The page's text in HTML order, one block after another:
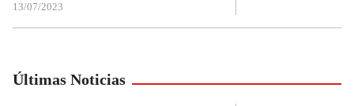
13/07/2023
Últimas Noticias